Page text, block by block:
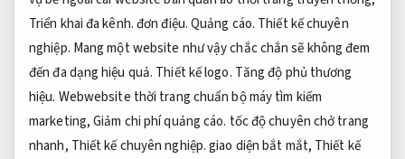
Triển khai đa kênh.đơn điệu.Quảng cáo. Thiết kế chuyên
nghiệp. Mang một website như vậy chắc chắn sẽ không đem
đến đa dạng hiệu quả. Thiết kế logo. Tăng độ phủ thương
hiệu. Webwebsite thời trang chuẩn bộ máy tìm kiếm
marketing,Giảm chi phí quảng cáo. tốc độ chuyên chở trang
nhanh, Thiết kế chuyên nghiệp.giao diện bắt mắt, Thiết kế